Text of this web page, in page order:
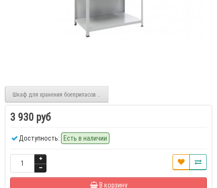
Шкаф для хранения боеприпасов ПШ-1
3 930 руб
Доступность: Есть в наличии
В корзину